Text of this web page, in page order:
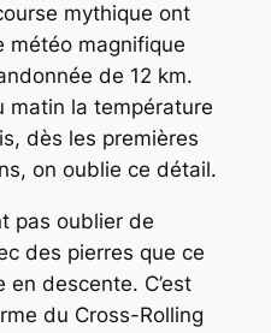
mythique ont
météo magnifique
de 12 km.
matin la température
dès les premières
on oublie ce détail.
pas oublier de
des pierres que ce
descente. C’est
du Cross-Rolling